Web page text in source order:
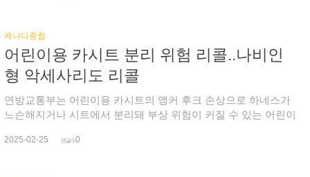
세 미만 어린이와 65세 이상, 임산부, 면역력이 약한 사람은 독감
으로 인해 입원과 합병증 위험이 일반인보다 더 높습니다.전문가
는 독감에 걸리지 않는 최선책으로 40~60%의 보호 효과가 있는
독감 예방 주사를 권고하고 있습니다. 예방 주사는 입원과 사망
에 대해서도 석 달 넘는 보호 효과를 제공합니다.캐나다의 독감
예방 접종률은 높지 않은 편으로, 특히 혼잡한 공간에서 마스크
다. 한편, 코로나19와 호흡기세포융합바이러스(RSV) 감염률은
증하는 건 재정적 압박이 더 커지고 있는 것이라고 설명했습니
다. 연체는 과거보다 훨씬 더 높아진 모기지 갱신 이자율 때문입
니다. 이는 특히 온타리오와 브리티시 컬럼비아주 일부 모기지
대출자에게 재정적 압박을 더 가중시키고 있습니다. 2022년(8
월) 95만 달러에 BC주 써리 타운하우스를 구입한 엔지니어는 이
후 금리가 뛰면서 지난해까지 2년 내내 매달 4천200달러에 1천
문가는 이 가장과 같은 처지에 놓인 많은 고객들이 높은 자동차
캐나다종합
어린이용 카시트 분리 위험 리콜..나비인
형 악세사리도 리콜
연방교통부는 어린이용 카시트의 앵커 후크 손상으로 하네스가
느슨해지거나 시트에서 분리돼 부상 위험이 커질 수 있는 어린이
사가 2023년 6월에서 2024년 5월 10일 사이에 생산한 에톤 G 스
2025-02-25 댓글수0